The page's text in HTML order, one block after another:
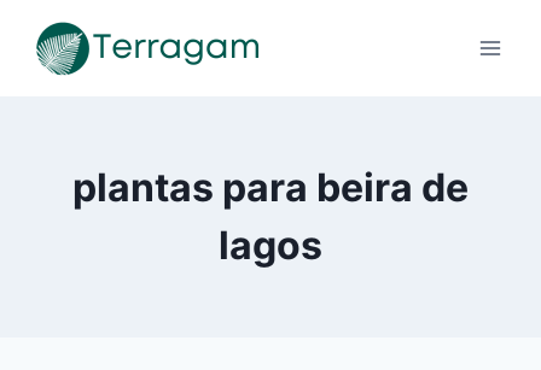
para
plantas para beira de
lagos